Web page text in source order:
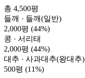
총 4,500평
들깨 · 들깨(일반)
2,000평 (44%)
콩 · 서리태
2,000평 (44%)
대추 · 사과대추(왕대추)
500평 (11%)